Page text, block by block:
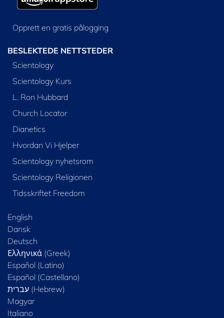
Opprett en gratis pålogging
BESLEKTEDE NETTSTEDER
Scientology
Scientology Kurs
L. Ron Hubbard
Church Locator
Dianetics
Hvordan Vi Hjelper
Scientology nyhetsrom
Scientology Religionen
Tidsskriftet Freedom
English
Dansk
Deutsch
Ελληνικά (Greek)
Español (Latino)
Español (Castellano)
Magyar
Italiano